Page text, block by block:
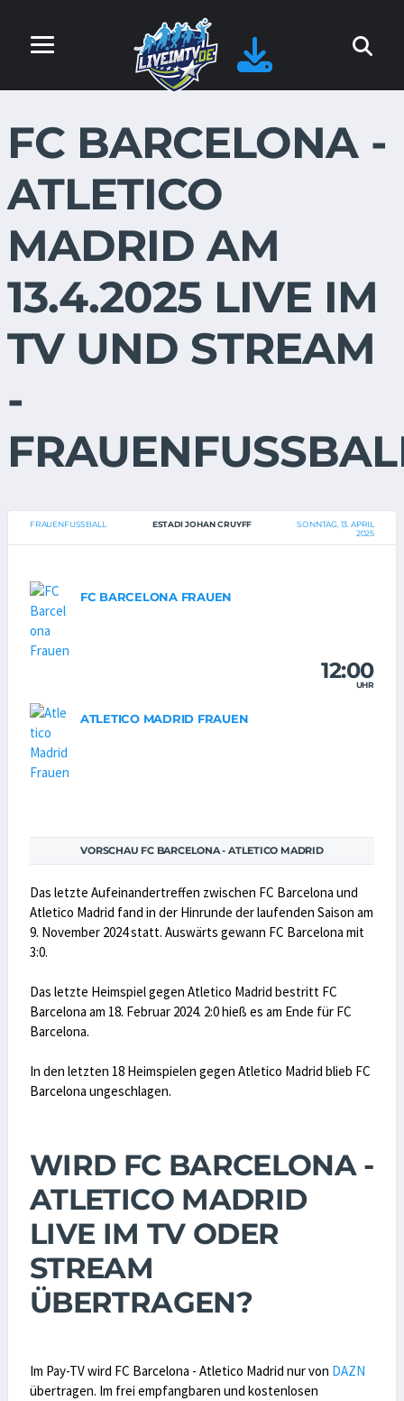
FC BARCELONA -
ATLETICO
MADRID AM
13.4.2025 LIVE IM
TV UND STREAM
-
FRAUENFUSSBALL ESTADI JOHAN CRUYFF
SONNTAG, 13. APRIL
2025
FC BARCELONA FRAUEN
12:00
UHR
ATLETICO MADRID FRAUEN
VORSCHAU FC BARCELONA - ATLETICO MADRID
Das letzte Aufeinandertreffen zwischen FC Barcelona und
Atletico Madrid fand in der Hinrunde der laufenden Saison am
9. November 2024 statt. Auswärts gewann FC Barcelona mit
3:0.
Das letzte Heimspiel gegen Atletico Madrid bestritt FC
Barcelona am 18. Februar 2024. 2:0 hieß es am Ende für FC
Barcelona.
In den letzten 18 Heimspielen gegen Atletico Madrid blieb FC
Barcelona ungeschlagen.
WIRD FC BARCELONA -
ATLETICO MADRID
LIVE IM TV ODER
STREAM
ÜBERTRAGEN?
Im Pay-TV wird FC Barcelona - Atletico Madrid nur von DAZN
übertragen. Im frei empfangbaren und kostenlosen